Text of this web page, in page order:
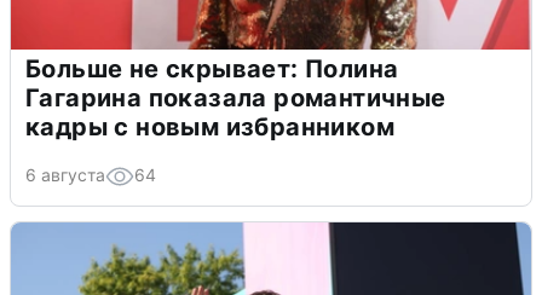
Больше не скрывает: Полина
Гагарина показала романтичные
кадры с новым избранником
6 августа 64